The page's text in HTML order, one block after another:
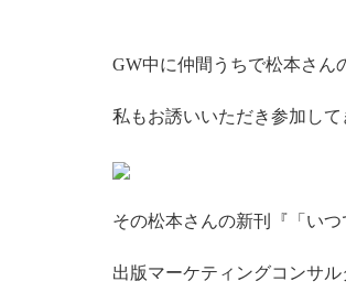
GW中に仲間うちで松本さん
私もお誘いいただき参加して
その松本さんの新刊 『「い
出版マーケティングコンサル